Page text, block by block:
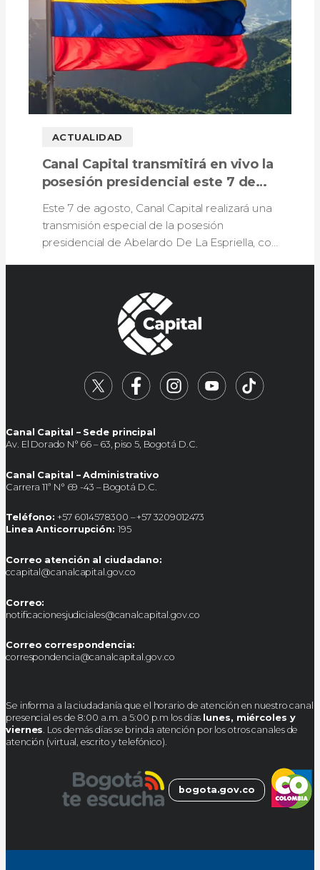
ACTUALIDAD
Canal Capital transmitirá en vivo la
posesión presidencial este 7 de
Este 7 de agosto, Canal Capital realizará una
transmisión especial de la posesión
presidencial de Abelardo De La Espriella, con
Canal Capital – Sede principal
Av. El Dorado N° 66 – 63, piso 5, Bogotá D.C.
Canal Capital – Administrativo
Carrera 11ª N° 69 -43 – Bogotá D.C.
Teléfono: +57 6014578300 – +57 3209012473
Linea Anticorrupción: 195
Correo atención al ciudadano:
ccapital@canalcapital.gov.co
Correo:
notificacionesjudiciales@canalcapital.gov.co
Correo correspondencia:
correspondencia@canalcapital.gov.co
Se informa a la ciudadanía que el horario de atención en nuestro canal
presencial es de 8:00 a.m. a 5:00 p.m los días lunes, miércoles y
viernes. Los demás días se brinda atención por los otros canales de
atención (virtual, escrito y telefónico).
bogota.gov.co